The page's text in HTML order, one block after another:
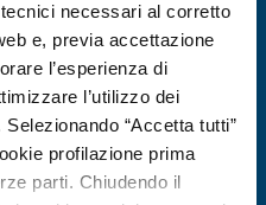
necessari al corretto
e, previa accettazione
l’esperienza di
l’utilizzo dei
“Accetta tutti”
profilazione prima
parti. Chiudendo il
2026